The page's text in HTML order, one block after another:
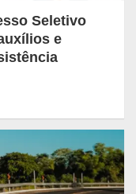
Seletivo
e